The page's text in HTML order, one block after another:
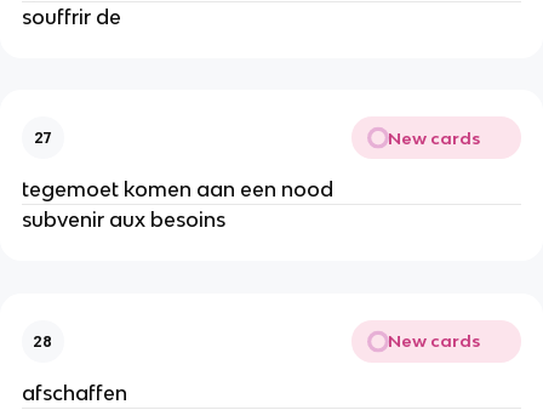
souffrir de
27 New cards
tegemoet komen aan een nood
subvenir aux besoins
28 New cards
afschaffen